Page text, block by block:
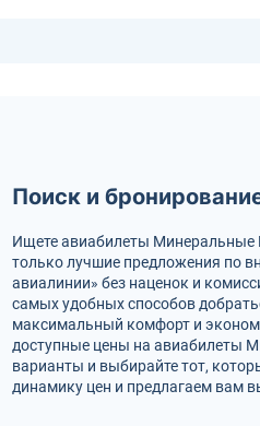
Поиск и
Ищете авиабилеты Минеральные
только лучшие предложения по
авиалинии» без наценок и
самых удобных способов
максимальный комфорт и
доступные цены на авиабилеты
варианты и выбирайте тот,
динамику цен и предлагаем вам